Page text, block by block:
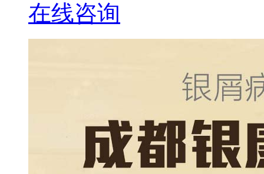
在线咨询